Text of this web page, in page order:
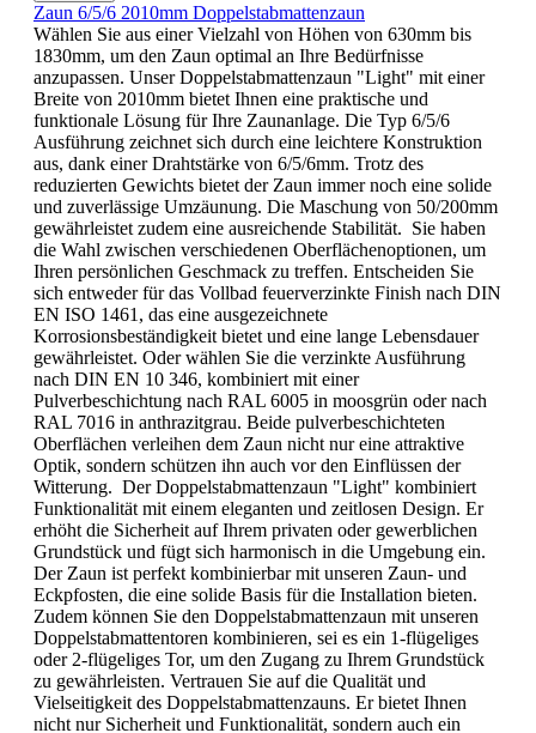
Zaun 6/5/6 2010mm Doppelstabmattenzaun
Wählen Sie aus einer Vielzahl von Höhen von 630mm bis
1830mm, um den Zaun optimal an Ihre Bedürfnisse
anzupassen. Unser Doppelstabmattenzaun "Light" mit einer
Breite von 2010mm bietet Ihnen eine praktische und
funktionale Lösung für Ihre Zaunanlage. Die Typ 6/5/6
Ausführung zeichnet sich durch eine leichtere Konstruktion
aus, dank einer Drahtstärke von 6/5/6mm. Trotz des
reduzierten Gewichts bietet der Zaun immer noch eine solide
und zuverlässige Umzäunung. Die Maschung von 50/200mm
gewährleistet zudem eine ausreichende Stabilität. Sie haben
die Wahl zwischen verschiedenen Oberflächenoptionen, um
Ihren persönlichen Geschmack zu treffen. Entscheiden Sie
sich entweder für das Vollbad feuerverzinkte Finish nach DIN
EN ISO 1461, das eine ausgezeichnete
Korrosionsbeständigkeit bietet und eine lange Lebensdauer
gewährleistet. Oder wählen Sie die verzinkte Ausführung
nach DIN EN 10 346, kombiniert mit einer
Pulverbeschichtung nach RAL 6005 in moosgrün oder nach
RAL 7016 in anthrazitgrau. Beide pulverbeschichteten
Oberflächen verleihen dem Zaun nicht nur eine attraktive
Optik, sondern schützen ihn auch vor den Einflüssen der
Witterung. Der Doppelstabmattenzaun "Light" kombiniert
Funktionalität mit einem eleganten und zeitlosen Design. Er
erhöht die Sicherheit auf Ihrem privaten oder gewerblichen
Grundstück und fügt sich harmonisch in die Umgebung ein.
Der Zaun ist perfekt kombinierbar mit unseren Zaun- und
Eckpfosten, die eine solide Basis für die Installation bieten.
Zudem können Sie den Doppelstabmattenzaun mit unseren
Doppelstabmattentoren kombinieren, sei es ein 1-flügeliges
oder 2-flügeliges Tor, um den Zugang zu Ihrem Grundstück
zu gewährleisten. Vertrauen Sie auf die Qualität und
Vielseitigkeit des Doppelstabmattenzauns. Er bietet Ihnen
nicht nur Sicherheit und Funktionalität, sondern auch ein